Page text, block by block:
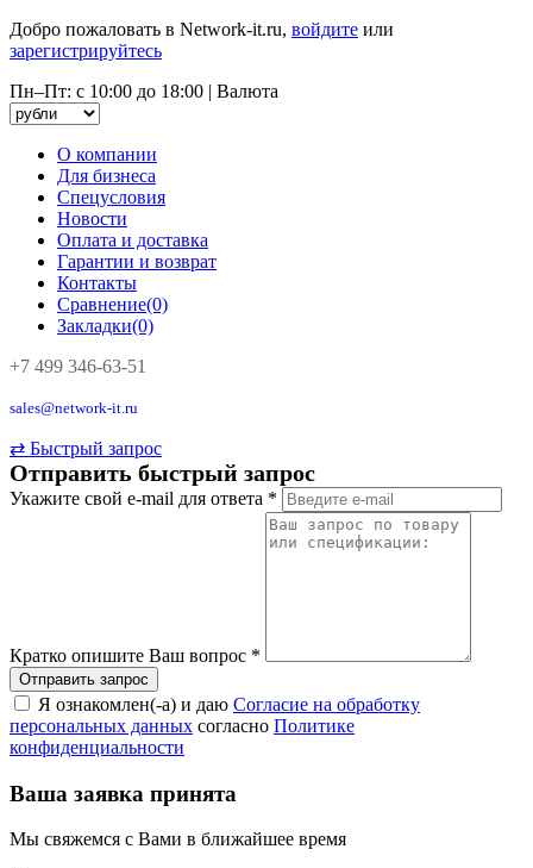
Добро пожаловать в Network-it.ru, войдите или
зарегистрируйтесь
Пн–Пт: с 10:00 до 18:00 | Валюта
О компании
Для бизнеса
Спецусловия
Новости
Оплата и доставка
Гарантии и возврат
Контакты
Сравнение(0)
Закладки(0)
+7 499 346-63-51
sales@network-it.ru
⇄ Быстрый запрос
Отправить быстрый запрос
Укажите свой e-mail для ответа *
Кратко опишите Ваш вопрос *
Я ознакомлен(-а) и даю Согласие на обработку
персональных данных согласно Политике
конфиденциальности
Ваша заявка принята
Мы свяжемся с Вами в ближайшее время